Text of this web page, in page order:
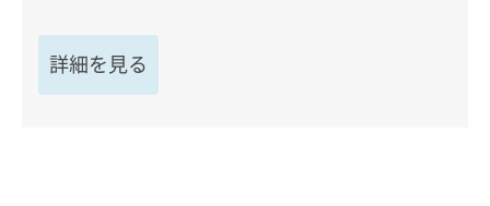
詳細を見る